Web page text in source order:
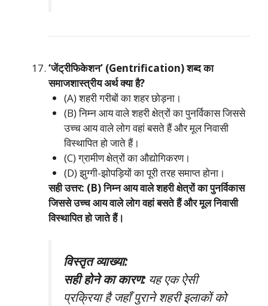
‘जेंट्रीफिकेशन’ (Gentrification) शब्द का
समाजशास्त्रीय अर्थ क्या है?
(A) शहरी गरीबों का शहर छोड़ना।
(B) निम्न आय वाले शहरी क्षेत्रों का पुनर्विकास जिससे
उच्च आय वाले लोग वहां बसते हैं और मूल निवासी
विस्थापित हो जाते हैं।
(C) ग्रामीण क्षेत्रों का औद्योगिकरण।
(D) झुग्गी-झोपड़ियों का पूरी तरह समाप्त होना।
सही उत्तर: (B) निम्न आय वाले शहरी क्षेत्रों का पुनर्विकास
जिससे उच्च आय वाले लोग वहां बसते हैं और मूल निवासी
विस्थापित हो जाते हैं।
विस्तृत व्याख्या:
सही होने का कारण:यह एक ऐसी
प्रक्रिया है जहाँ पुराने शहरी इलाकों को